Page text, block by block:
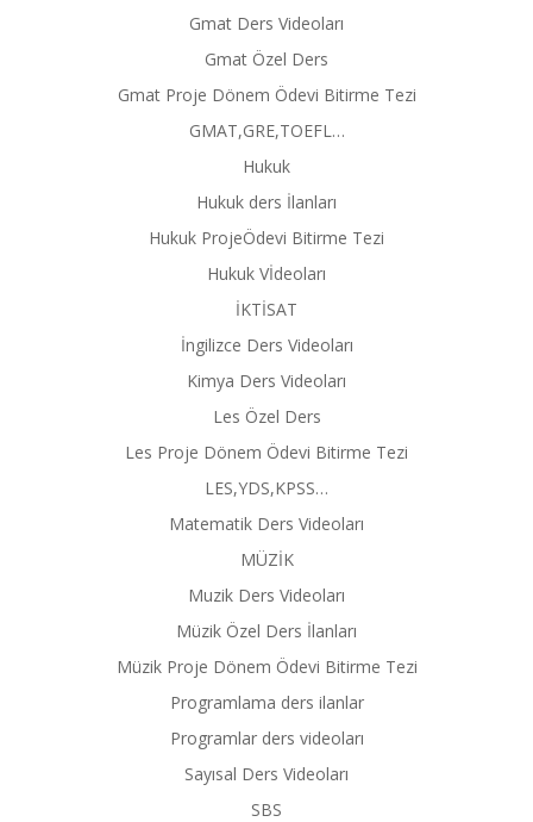
Gmat Ders Videoları
Gmat Özel Ders
Gmat Proje Dönem Ödevi Bitirme Tezi
GMAT,GRE,TOEFL…
Hukuk
Hukuk ders İlanları
Hukuk ProjeÖdevi Bitirme Tezi
Hukuk Vİdeoları
İKTİSAT
İngilizce Ders Videoları
Kimya Ders Videoları
Les Özel Ders
Les Proje Dönem Ödevi Bitirme Tezi
LES,YDS,KPSS…
Matematik Ders Videoları
MÜZİK
Muzik Ders Videoları
Müzik Özel Ders İlanları
Müzik Proje Dönem Ödevi Bitirme Tezi
Programlama ders ilanlar
Programlar ders videoları
Sayısal Ders Videoları
SBS